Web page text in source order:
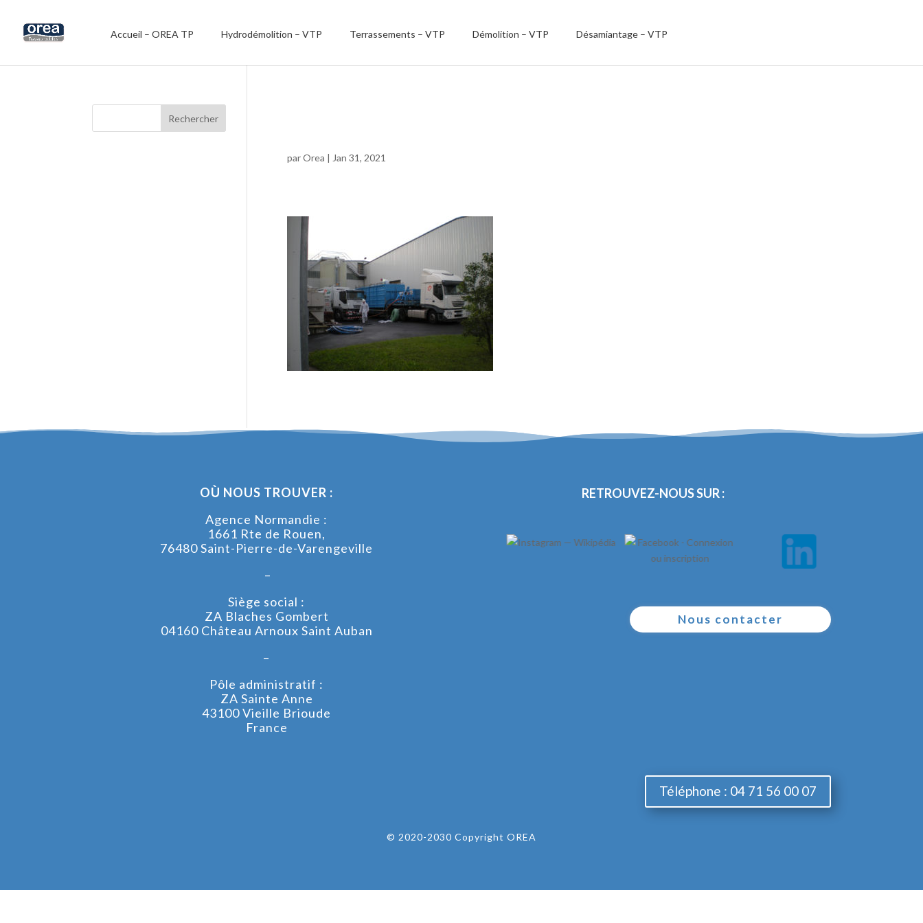
Accueil – OREA TP Hydrodémolition – VTP Terrassements – VTP Démolition – VTP Désamiantage – VTP
parOrea | Jan 31, 2021
OÙ NOUS TROUVER :
Agence Normandie :
1661 Rte de Rouen,
76480 Saint-Pierre-de-Varengeville
–
Siège social :
ZA Blaches Gombert
04160 Château Arnoux Saint Auban
–
Pôle administratif :
ZA Sainte Anne
43100 Vieille Brioude
France
RETROUVEZ-NOUS SUR :
Nous contacter
Téléphone : 04 71 56 00 07
© 2020-2030 Copyright OREA